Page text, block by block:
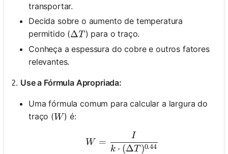
transportar.
Decida sobre o aumento de temperatura
permitido (\Delta T
ΔT ) para o traço.
Conheça a espessura do cobre e outros fatores
relevantes.
Use a Fórmula Apropriada:
Uma fórmula comum para calcular a largura do
traço (W
W) é:
W = \frac{I}{k \cdot
W =
k ⋅ (ΔT )0.44
I